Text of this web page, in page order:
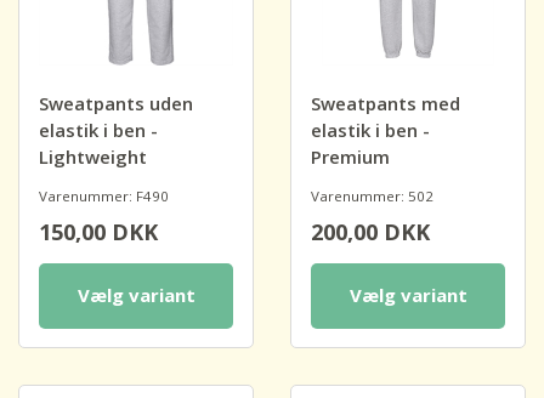
Sweatpants uden
elastik i ben -
Lightweight
Varenummer: F490
150,00 DKK
Vælg variant
Sweatpants med
elastik i ben -
Premium
Varenummer: 502
200,00 DKK
Vælg variant